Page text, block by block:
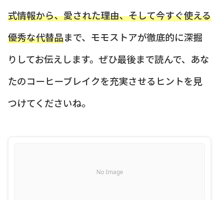
式情報から、愛された理由、そして今すぐ使える
優秀な代替品まで、モモストアが徹底的に深掘
りしてお伝えします。ぜひ最後まで読んで、あな
たのコーヒーブレイクを充実させるヒントを見
つけてくださいね。
No Image